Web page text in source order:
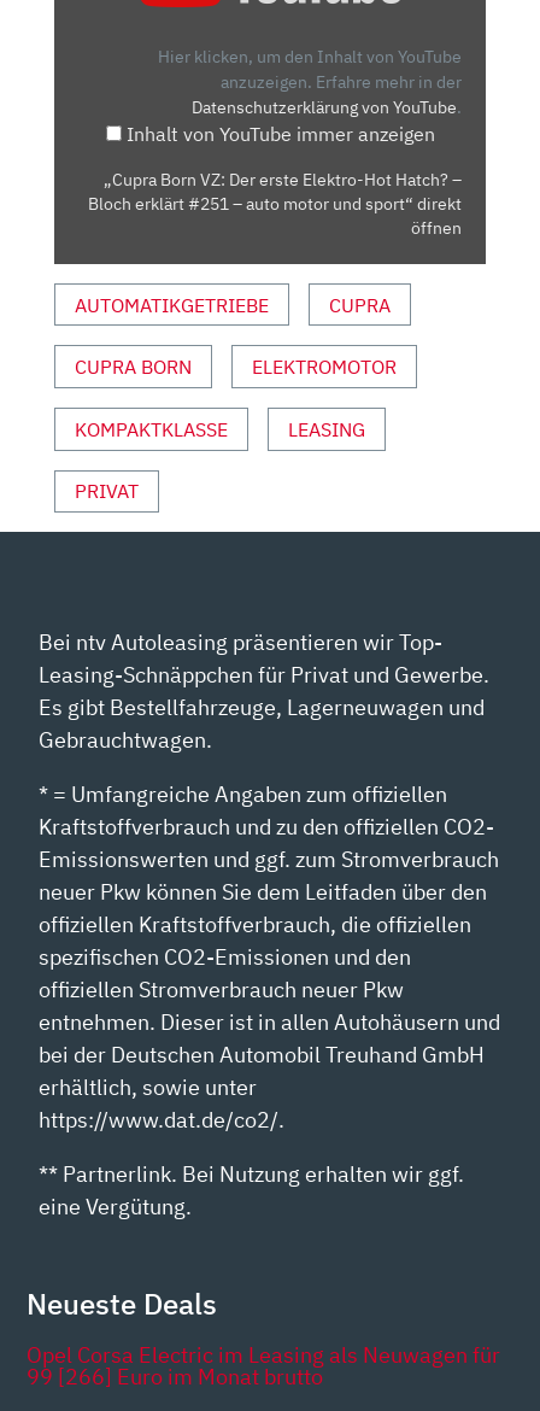
HATCH?
BLOCH
–
AUTO
MOTOR
UND
VON
YOUTUBE
ANZEIGEN
Hier klicken, um den Inhalt von YouTube
anzuzeigen. Erfahre mehr in der
Datenschutzerklärung von YouTube.
Inhalt von YouTube immer anzeigen
„Cupra Born VZ: Der erste Elektro-Hot Hatch? –
Bloch erklärt #251 – auto motor und sport“ direkt
öffnen
AUTOMATIKGETRIEBE CUPRA
CUPRA BORN ELEKTROMOTOR
KOMPAKTKLASSE LEASING
PRIVAT
Bei ntv Autoleasing präsentieren wir Top-
Leasing-Schnäppchen für Privat und Gewerbe.
Es gibt Bestellfahrzeuge, Lagerneuwagen und
Gebrauchtwagen.
* = Umfangreiche Angaben zum offiziellen
Kraftstoffverbrauch und zu den offiziellen CO2-
Emissionswerten und ggf. zum Stromverbrauch
neuer Pkw können Sie dem Leitfaden über den
offiziellen Kraftstoffverbrauch, die offiziellen
spezifischen CO2-Emissionen und den
offiziellen Stromverbrauch neuer Pkw
entnehmen. Dieser ist in allen Autohäusern und
bei der Deutschen Automobil Treuhand GmbH
erhältlich, sowie unter
https://www.dat.de/co2/.
** Partnerlink. Bei Nutzung erhalten wir ggf.
eine Vergütung.
Neueste Deals
Opel Corsa Electric im Leasing als Neuwagen für
99 [266] Euro im Monat brutto